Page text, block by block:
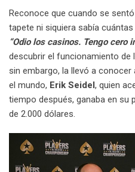
Reconoce que cuando se
tapete ni siquiera sabía
“Odio los casinos. Tengo cero
descubrir el funcionamiento de
sin embargo, la llevó a
el mundo, Erik Seidel, quien
tiempo después, ganaba en su
de 2.000 dólares.